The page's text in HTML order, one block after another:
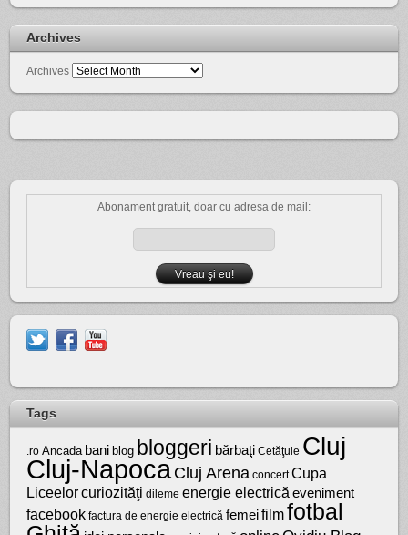
Archives
Archives
Abonament gratuit, doar cu adresa de mail:
Tags
.ro Ancada bani blog bloggeri bărbaţi Cetăţuie Cluj
Cluj-NapocaCluj Arena concert Cupa
Liceelorcuriozităţi dileme energie electrică eveniment
facebook factura de energie electrică femei filmfotbal